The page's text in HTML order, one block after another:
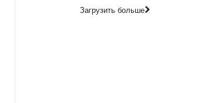
Загрузить больше